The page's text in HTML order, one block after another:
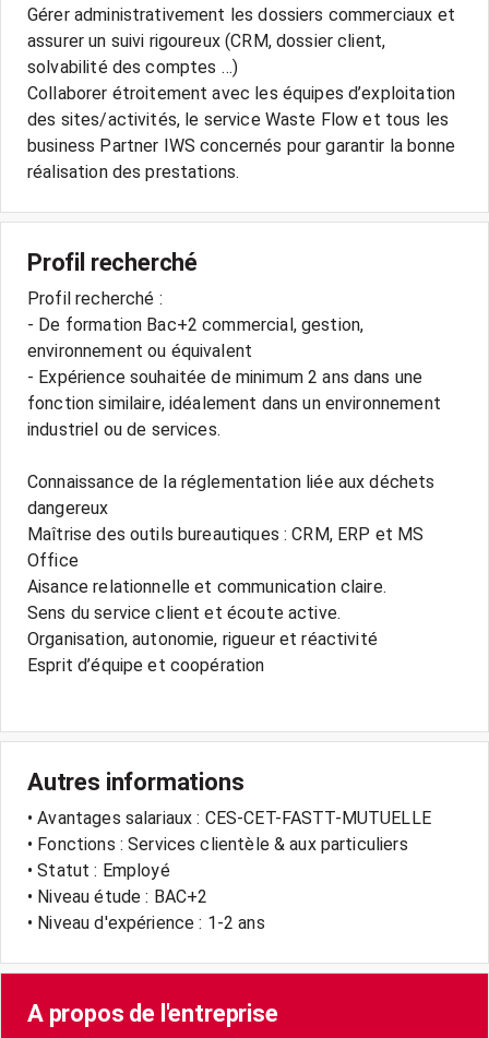
Gérer administrativement les dossiers commerciaux et
assurer un suivi rigoureux (CRM, dossier client,
solvabilité des comptes …)
Collaborer étroitement avec les équipes d’exploitation
des sites/activités, le service Waste Flow et tous les
business Partner IWS concernés pour garantir la bonne
Profil recherché
Profil recherché :
- De formation Bac+2 commercial, gestion,
environnement ou équivalent
- Expérience souhaitée de minimum 2 ans dans une
fonction similaire, idéalement dans un environnement
industriel ou de services.
Connaissance de la réglementation liée aux déchets
dangereux
Maîtrise des outils bureautiques : CRM, ERP et MS
Office
Aisance relationnelle et communication claire.
Sens du service client et écoute active.
Organisation, autonomie, rigueur et réactivité
Esprit d’équipe et coopération
Autres informations
• Avantages salariaux : CES-CET-FASTT-MUTUELLE
• Fonctions : Services clientèle & aux particuliers
• Statut : Employé
• Niveau étude : BAC+2
• Niveau d'expérience : 1-2 ans
A propos de l'entreprise